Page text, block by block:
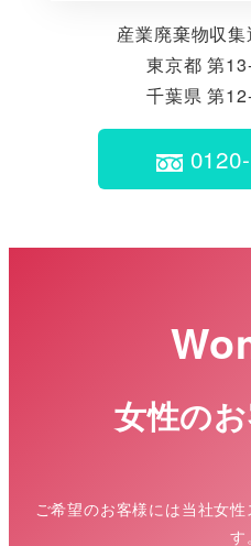
産業廃棄物収
東京都 第
千葉県 第
女性の
ご希望のお客様には当社女
す。